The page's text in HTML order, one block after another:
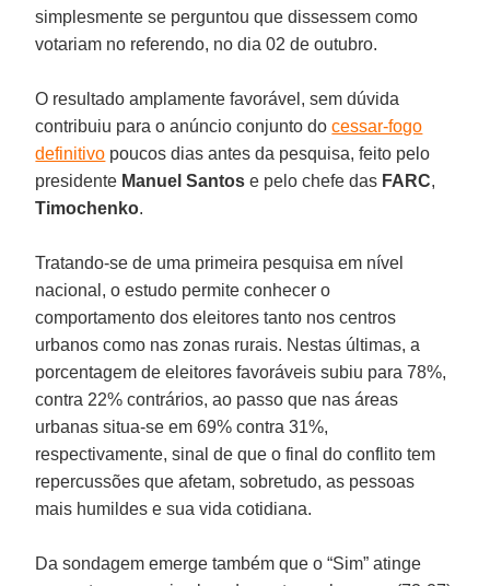
simplesmente se perguntou que dissessem como
votariam no referendo, no dia 02 de outubro.
O resultado amplamente favorável, sem dúvida
contribuiu para o anúncio conjunto docessar-fogo
definitivo poucos dias antes da pesquisa, feito pelo
presidente Manuel Santos e pelo chefe das FARC,
Timochenko.
Tratando-se de uma primeira pesquisa em nível
nacional, o estudo permite conhecer o
comportamento dos eleitores tanto nos centros
urbanos como nas zonas rurais. Nestas últimas, a
porcentagem de eleitores favoráveis subiu para 78%,
contra 22% contrários, ao passo que nas áreas
urbanas situa-se em 69% contra 31%,
respectivamente, sinal de que o final do conflito tem
repercussões que afetam, sobretudo, as pessoas
mais humildes e sua vida cotidiana.
Da sondagem emerge também que o “Sim” atinge